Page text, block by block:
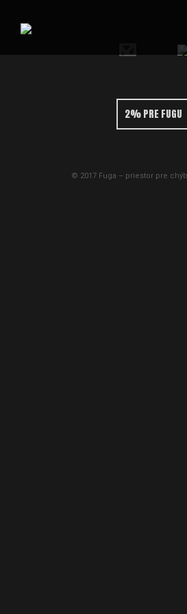
2% PRE FUGU
© 2017 Fuga – priestor pre